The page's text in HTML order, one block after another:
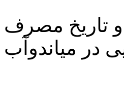
و تاریخ مصرف
در میاندوآب